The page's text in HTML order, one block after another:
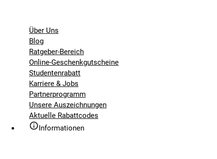
Über Uns
Blog
Ratgeber-Bereich
Online-Geschenkgutscheine
Studentenrabatt
Karriere & Jobs
Partnerprogramm
Unsere Auszeichnungen
Aktuelle Rabattcodes
Informationen